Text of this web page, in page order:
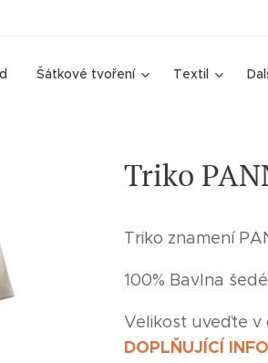
Šátkové tvoření Textil
Triko
Triko znamení
100% Bavlna
Velikost uveďte
DOPLŇUJÍCÍ